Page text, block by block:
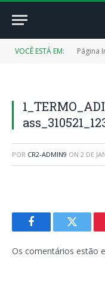
VOCÊ ESTÁ EM: Página
POR CR2-ADMIN9 ON 2 DE
FacebookTwitter
Os comentários estão